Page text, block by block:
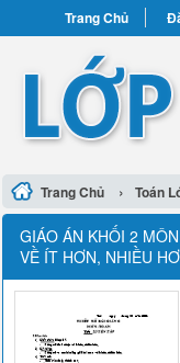
Trang Chủ
Trang Chủ › Toán
GIÁO ÁN KHỐI 2
VỀ ÍT HƠN, NHIỀU